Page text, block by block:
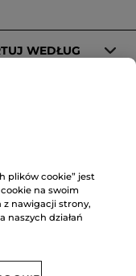
WEDŁUG
plików cookie” jest
na swoim
nawigacji strony,
naszych działań